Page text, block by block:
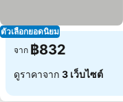
ตัวเลือกยอดนิยม
จาก ฿832
ดูราคาจาก 3 เว็บไซต์